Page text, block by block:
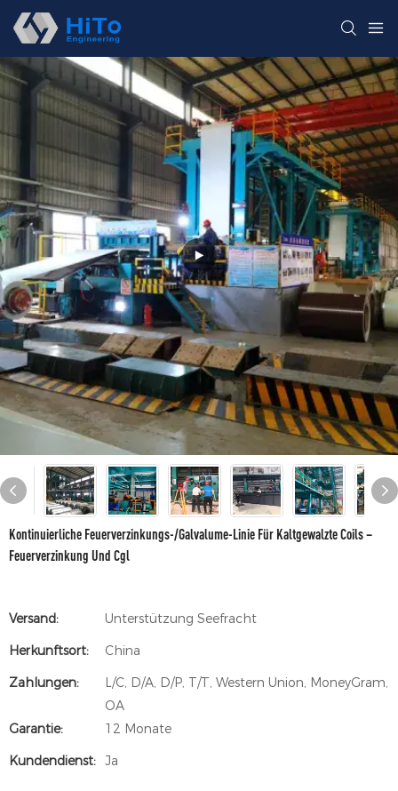
Kontinuierliche Feuerverzinkungs-/Galvalume-Linie Für Kaltgewalzte Coils –
Feuerverzinkung Und Cgl
Versand:
Unterstützung Seefracht
Herkunftsort:
China
Zahlungen:
L/C, D/A, D/P, T/T, Western Union, MoneyGram,
OA
Garantie:
12 Monate
Kundendienst: Ja